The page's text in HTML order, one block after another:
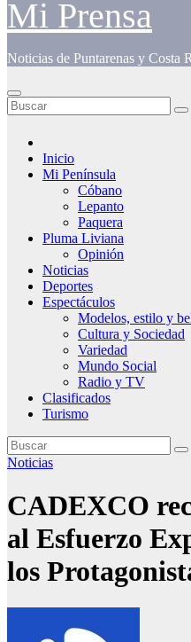
Mi Prensa
Noticias de Puntarenas y Costa
Inicio
Mi Península
Cóbano
Lepanto
Paquera
Pluma Liviana
Opinión
Noticias
Deportes
Espectáculos
Modelos, estilo y
Cultura y Sociedad
Variedad
Mundo Social
Radio y TV
Clasificados
Turismo
Noticias
CADEXCO
al Esfuerzo
los